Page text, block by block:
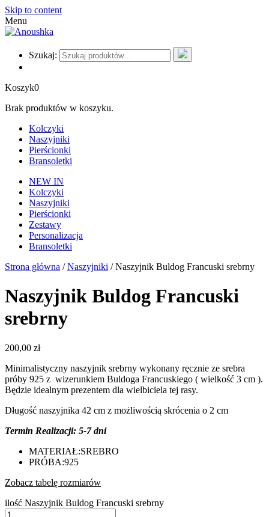
Skip to content
Menu
Szukaj:
Koszyk0
Brak produktów w koszyku.
Kolczyki
Naszyjniki
Pierścionki
Bransoletki
NEW IN
Kolczyki
Naszyjniki
Pierścionki
Zestawy
Personalizacja
Bransoletki
Strona główna /Naszyjniki / Naszyjnik Buldog Francuski srebrny
Naszyjnik Buldog Francuski
srebrny
200,00 zł
Minimalistyczny naszyjnik srebrny wykonany ręcznie ze srebra
próby 925 z wizerunkiem Buldoga Francuskiego ( wielkość 3 cm ).
Będzie idealnym prezentem dla wielbiciela tej rasy.
Długość naszyjnika 42 cm z możliwością skrócenia o 2 cm
Termin Realizacji: 5-7 dni
MATERIAŁ:SREBRO
PRÓBA:925
Zobacz tabelę rozmiarów
ilość Naszyjnik Buldog Francuski srebrny